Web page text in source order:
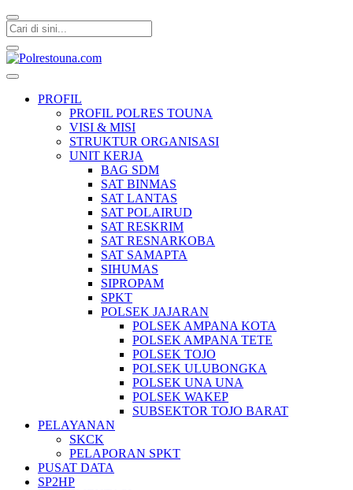
PROFIL
PROFIL POLRES TOUNA
VISI & MISI
STRUKTUR ORGANISASI
UNIT KERJA
BAG SDM
SAT BINMAS
SAT LANTAS
SAT POLAIRUD
SAT RESKRIM
SAT RESNARKOBA
SAT SAMAPTA
SIHUMAS
SIPROPAM
SPKT
POLSEK JAJARAN
POLSEK AMPANA KOTA
POLSEK AMPANA TETE
POLSEK TOJO
POLSEK ULUBONGKA
POLSEK UNA UNA
POLSEK WAKEP
SUBSEKTOR TOJO BARAT
PELAYANAN
SKCK
PELAPORAN SPKT
PUSAT DATA
SP2HP